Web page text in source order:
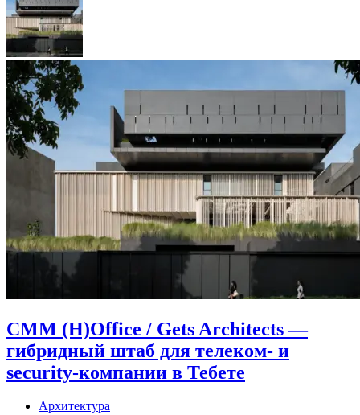
CMM (H)Office / Gets Architects —
гибридный штаб для телеком- и
security-компании в Тебете
Архитектура